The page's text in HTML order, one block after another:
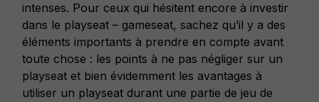
intenses. Pour ceux qui hésitent encore à investir
dans le playseat – gameseat, sachez qu’il y a des
éléments importants à prendre en compte avant
toute chose : les points à ne pas négliger sur un
playseat et bien évidemment les avantages à
utiliser un playseat durant une partie de jeu de